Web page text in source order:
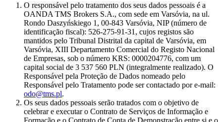
O responsável pelo tratamento dos seus dados pessoais é a
OANDA TMS Brokers S.A., com sede em Varsóvia, na ul.
Rondo Daszyńskiego 1, 00-843 Varsóvia, NIP (número de
identificação fiscal): 526-275-91-31, cujos registos são
mantidos pelo Tribunal Distrital da capital de Varsóvia, em
Varsóvia, XIII Departamento Comercial do Registo Nacional
de Empresas, sob o número KRS: 0000204776, com um
capital social de 3 537 560 PLN (integralmente realizado). O
Responsável pela Proteção de Dados nomeado pelo
Responsável pelo Tratamento pode ser contactado por e-mail:
odo@tms.pl.
Os seus dados pessoais serão tratados com o objetivo de
celebrar e executar o Contrato de Serviços de Informação e
Formação e o Contrato de Conta de Demonstração entre si e o